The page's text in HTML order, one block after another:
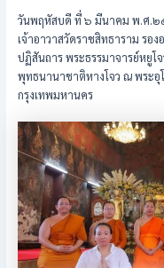
วันพฤหัสบดี ที่ ๖ มีนาคม พ.ศ.๒
เจ้าอาวาสวัดราชสิทธาราม รอ
ปฏิสันถาร พระธรรมาจารย์หยูโ
พุทธนานาชาติหางโจว ณ พระอุ
กรุงเทพมหานคร